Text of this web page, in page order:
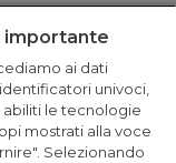
importante
ai dati
univoci,
abiliti le tecnologie
mostrati alla voce
Selezionando